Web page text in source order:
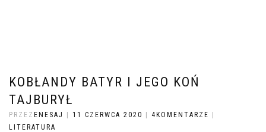
KOBŁANDY BATYR I JEGO KOŃ
TAJBURYŁ
PRZEZ ENESAJ 11 CZERWCA 2020 4KOMENTARZE
LITERATURA